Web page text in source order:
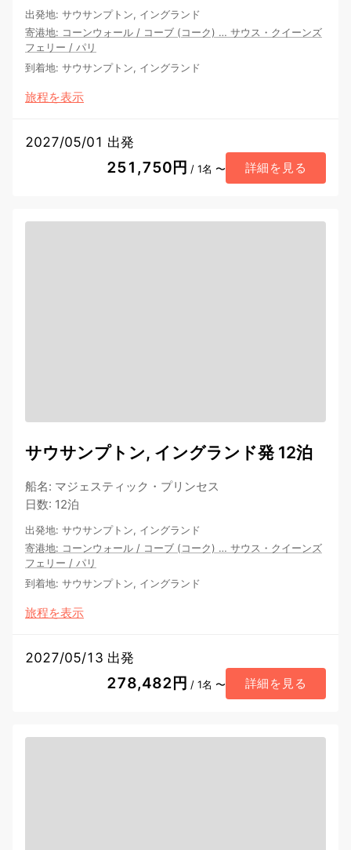
出発地: サウサンプトン, イングランド
寄港地: コーンウォール / コーブ (コーク) … サウス・クイーンズ
フェリー / パリ
到着地: サウサンプトン, イングランド
旅程を表示
2027/05/01 出発
251,750円 / 1名 〜 詳細を見る
サウサンプトン, イングランド発 12泊
船名: マジェスティック・プリンセス
日数: 12泊
出発地: サウサンプトン, イングランド
寄港地: コーンウォール / コーブ (コーク) … サウス・クイーンズ
フェリー / パリ
到着地: サウサンプトン, イングランド
旅程を表示
2027/05/13 出発
278,482円 / 1名 〜 詳細を見る